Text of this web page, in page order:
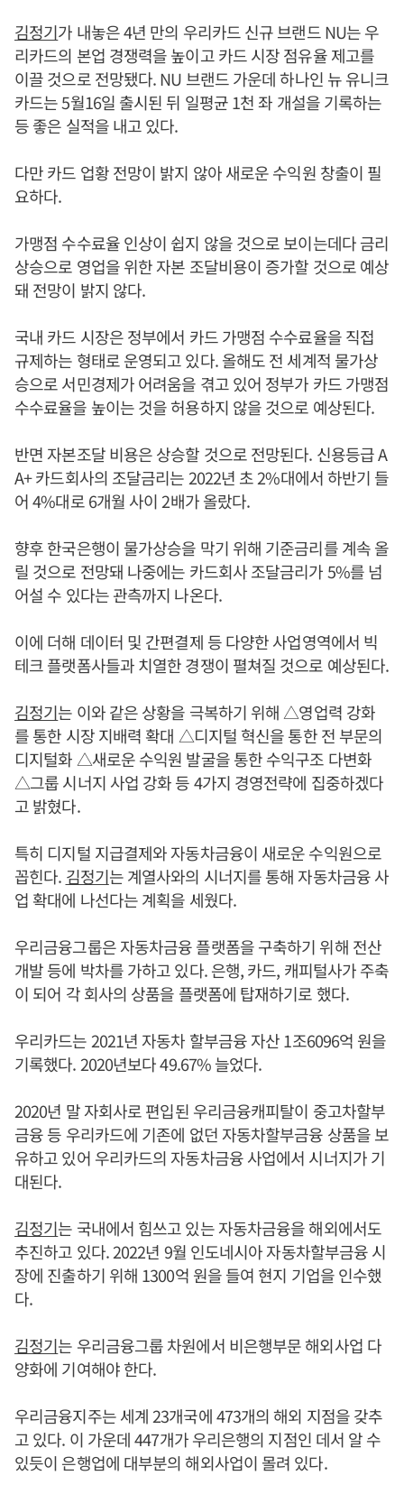
김정기가 내놓은 4년 만의 우리카드 신규 브랜드 NU는 우
리카드의 본업 경쟁력을 높이고 카드 시장 점유율 제고를
이끌 것으로 전망됐다. NU 브랜드 가운데 하나인 뉴 유니크
카드는 5월16일 출시된 뒤 일평균 1천 좌 개설을 기록하는
등 좋은 실적을 내고 있다.
다만 카드 업황 전망이 밝지 않아 새로운 수익원 창출이 필
요하다.
가맹점 수수료율 인상이 쉽지 않을 것으로 보이는데다 금리
상승으로 영업을 위한 자본 조달비용이 증가할 것으로 예상
돼 전망이 밝지 않다.
국내 카드 시장은 정부에서 카드 가맹점 수수료율을 직접
규제하는 형태로 운영되고 있다. 올해도 전 세계적 물가상
승으로 서민경제가 어려움을 겪고 있어 정부가 카드 가맹점
수수료율을 높이는 것을 허용하지 않을 것으로 예상된다.
반면 자본조달 비용은 상승할 것으로 전망된다. 신용등급 A
A+ 카드회사의 조달금리는 2022년 초 2%대에서 하반기 들
어 4%대로 6개월 사이 2배가 올랐다.
향후 한국은행이 물가상승을 막기 위해 기준금리를 계속 올
릴 것으로 전망돼 나중에는 카드회사 조달금리가 5%를 넘
어설 수 있다는 관측까지 나온다.
이에 더해 데이터 및 간편결제 등 다양한 사업영역에서 빅
테크 플랫폼사들과 치열한 경쟁이 펼쳐질 것으로 예상된다.
김정기는 이와 같은 상황을 극복하기 위해 △영업력 강화
를 통한 시장 지배력 확대 △디지털 혁신을 통한 전 부문의
디지털화 △새로운 수익원 발굴을 통한 수익구조 다변화
△그룹 시너지 사업 강화 등 4가지 경영전략에 집중하겠다
고 밝혔다.
특히 디지털 지급결제와 자동차금융이 새로운 수익원으로
꼽힌다. 김정기는 계열사와의 시너지를 통해 자동차금융 사
업 확대에 나선다는 계획을 세웠다.
우리금융그룹은 자동차금융 플랫폼을 구축하기 위해 전산
개발 등에 박차를 가하고 있다. 은행, 카드, 캐피털사가 주축
이 되어 각 회사의 상품을 플랫폼에 탑재하기로 했다.
우리카드는 2021년 자동차 할부금융 자산 1조6096억 원을
기록했다. 2020년보다 49.67% 늘었다.
2020년 말 자회사로 편입된 우리금융캐피탈이 중고차할부
금융 등 우리카드에 기존에 없던 자동차할부금융 상품을 보
유하고 있어 우리카드의 자동차금융 사업에서 시너지가 기
대된다.
김정기는 국내에서 힘쓰고 있는 자동차금융을 해외에서도
추진하고 있다. 2022년 9월 인도네시아 자동차할부금융 시
장에 진출하기 위해 1300억 원을 들여 현지 기업을 인수했
다.
김정기는 우리금융그룹 차원에서 비은행부문 해외사업 다
양화에 기여해야 한다.
우리금융지주는 세계 23개국에 473개의 해외 지점을 갖추
고 있다. 이 가운데 447개가 우리은행의 지점인 데서 알 수
있듯이 은행업에 대부분의 해외사업이 몰려 있다.